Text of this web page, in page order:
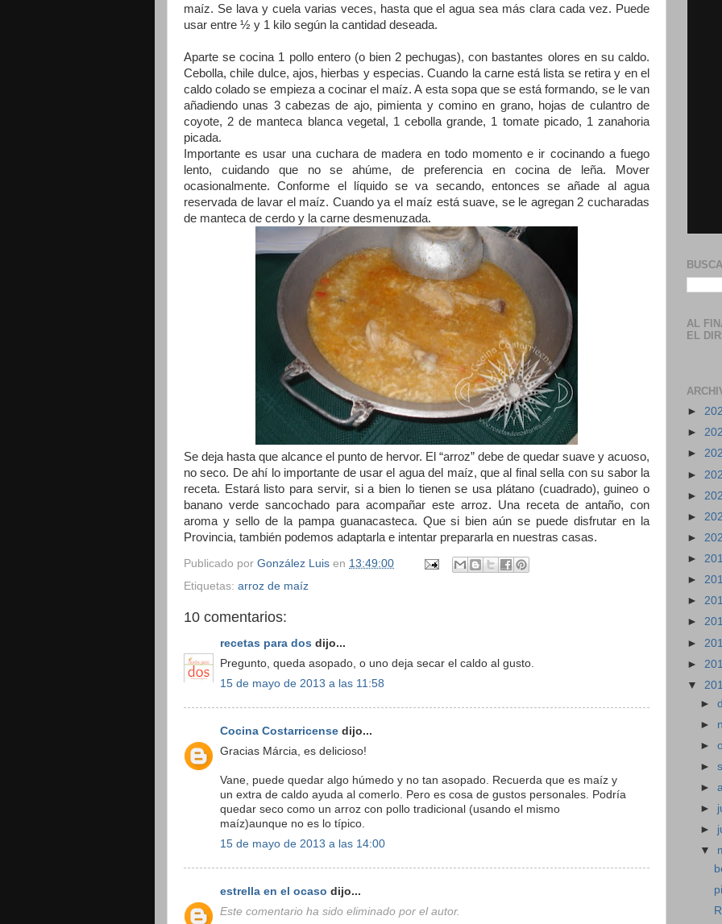
maíz. Se lava y cuela varias veces, hasta que el agua sea más clara cada vez. Puede
usar entre ½ y 1 kilo según la cantidad deseada.
Aparte se cocina 1 pollo entero (o bien 2 pechugas), con bastantes olores en su caldo.
Cebolla, chile dulce, ajos, hierbas y especias. Cuando la carne está lista se retira y en el
caldo colado se empieza a cocinar el maíz. A esta sopa que se está formando, se le van
añadiendo unas 3 cabezas de ajo, pimienta y comino en grano, hojas de culantro de
coyote, 2 de manteca blanca vegetal, 1 cebolla grande, 1 tomate picado, 1 zanahoria
picada.
Importante es usar una cuchara de madera en todo momento e ir cocinando a fuego
lento, cuidando que no se ahúme, de preferencia en cocina de leña. Mover
ocasionalmente. Conforme el líquido se va secando, entonces se añade al agua
reservada de lavar el maíz. Cuando ya el maíz está suave, se le agregan 2 cucharadas
de manteca de cerdo y la carne desmenuzada.
Se deja hasta que alcance el punto de hervor. El “arroz” debe de quedar suave y acuoso,
no seco. De ahí lo importante de usar el agua del maíz, que al final sella con su sabor la
receta. Estará listo para servir, si a bien lo tienen se usa plátano (cuadrado), guineo o
banano verde sancochado para acompañar este arroz. Una receta de antaño, con
aroma y sello de la pampa guanacasteca. Que si bien aún se puede disfrutar en la
Provincia, también podemos adaptarla e intentar prepararla en nuestras casas.
Publicado por González Luis en 13:49:00
Etiquetas: arroz de maíz
10 comentarios:
recetas para dos dijo...
Pregunto, queda asopado, o uno deja secar el caldo al gusto.
15 de mayo de 2013 a las 11:58
Cocina Costarricense dijo...
Gracias Márcia, es delicioso!
Vane, puede quedar algo húmedo y no tan asopado. Recuerda que es maíz y
un extra de caldo ayuda al comerlo. Pero es cosa de gustos personales. Podría
quedar seco como un arroz con pollo tradicional (usando el mismo
maíz)aunque no es lo típico.
15 de mayo de 2013 a las 14:00
estrella en el ocaso dijo...
Este comentario ha sido eliminado por el autor.
AL
EL
►
►
►
►
►
►
►
►
►
►
►
►
►
▼
►
►
►
►
►
►
►
▼